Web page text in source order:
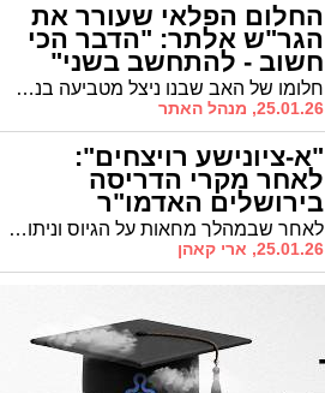
החלום הפלאי שעורר את
הגר"ש אלתר: "הדבר הכי
חשוב - להתחשב בשני"
(וידאו) חלומו של האב שבנו ניצל מטביעה בנחל מודיעין הוזכר שוב ושוב בדבריו של הגר"ש אלתר שליט"א, שהזכירו הן ב'טיש' והן בדברים שמסר בפני ילדי הת"ת. וזהו המסר: "הדבר הגדול ביותר הוא למנוע פגיעה ביהודי"
25.01.26, מנהל האתר
"א-ציונישע רויצחים":
לאחר מקרי הדריסה
בירושלים האדמו"ר
מסאטמר בהוראה חריגה |
צפו
לאחר שבמהלך מחאות על הגיוס וניתוחי מתים נדרסו תלמידי ישיבה • צפו בהוראתו מפורשת לבחורי החסידות ולאברכים בארץ
25.01.26, ארי קאהן